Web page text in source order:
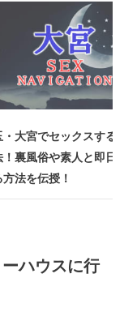
・大宮でセックスする
！裏風俗や素人と即日
法を伝授！
ハウスに行